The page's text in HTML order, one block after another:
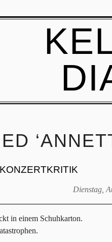
Dienstag,
in einem Schuhkarton.